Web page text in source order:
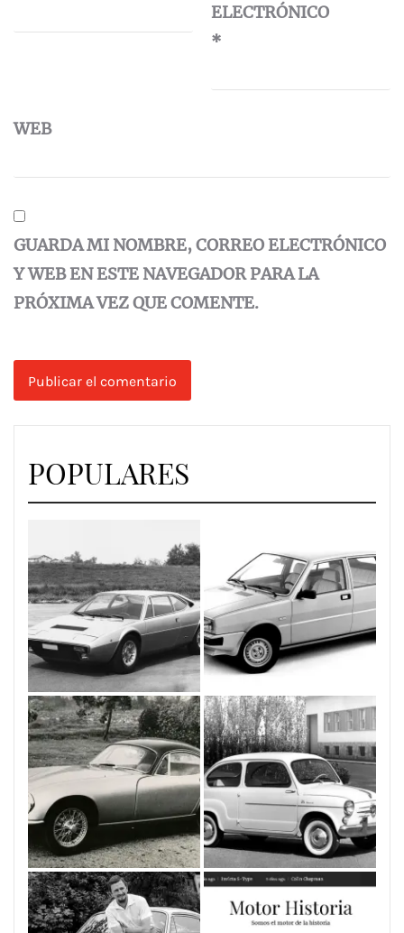
ELECTRÓNICO
*
WEB
GUARDA MI NOMBRE, CORREO ELECTRÓNICO
Y WEB EN ESTE NAVEGADOR PARA LA
PRÓXIMA VEZ QUE COMENTE.
POPULARES